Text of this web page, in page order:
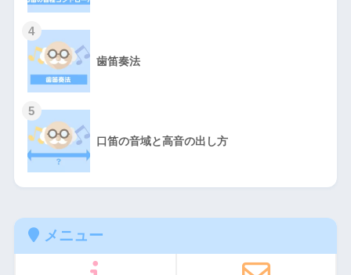
4
歯笛奏法
5
口笛の音域と高音の出し方
メニュー